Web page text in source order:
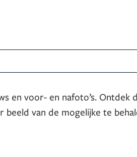
en voor- en nafoto’s. Ontdek
beeld van de mogelijke te